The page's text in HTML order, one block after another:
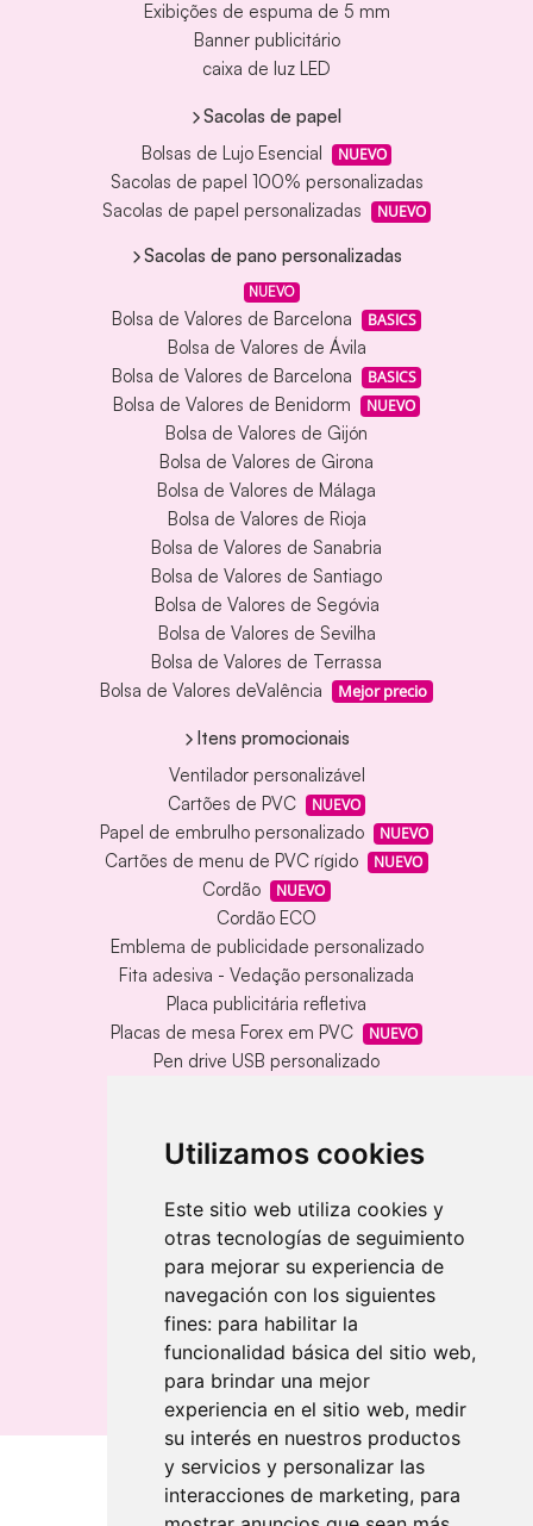
Utilizamos cookies
Este sitio web utiliza cookies y
otras tecnologías de seguimiento
para mejorar su experiencia de
navegación con los siguientes
fines: para habilitar la
funcionalidad básica del sitio web,
para brindar una mejor
experiencia en el sitio web, medir
su interés en nuestros productos
y servicios y personalizar las
interacciones de marketing, para
Exibições de espuma de 5 mm
Banner publicitário
caixa de luz LED
Sacolas de papel
Bolsas de Lujo Esencial
NUEVO
Sacolas de papel 100% personalizadas
Sacolas de papel personalizadas
NUEVO
Sacolas de pano personalizadas
NUEVO
Bolsa de Valores de Barcelona BASICS
Bolsa de Valores de Ávila
Bolsa de Valores de Barcelona
BASICS
Bolsa de Valores de Benidorm NUEVO
Bolsa de Valores de Gijón
Bolsa de Valores de Girona
Bolsa de Valores de Málaga
Bolsa de Valores de Rioja
Bolsa de Valores de Sanabria
Bolsa de Valores de Santiago
Bolsa de Valores de Segóvia
Bolsa de Valores de Sevilha
Bolsa de Valores de Terrassa
Bolsa de Valores deValência
Mejor precio
Itens promocionais
Ventilador personalizável
Cartões de PVC
NUEVO
Papel de embrulho personalizado NUEVO
Cartões de menu de PVC rígido NUEVO
Cordão NUEVO
Cordão ECO
Emblema de publicidade personalizado
Fita adesiva - Vedação personalizada
Placa publicitária refletiva
Placas de mesa Forex em PVC
NUEVO
Pen drive USB personalizado
Chaveiro redondo em madeira e metal
Chaveiro retangular em madeira clara
Banderolas
Bandeiras publicitárias
Bandeiras publicitárias
Bandeiras publicitárias